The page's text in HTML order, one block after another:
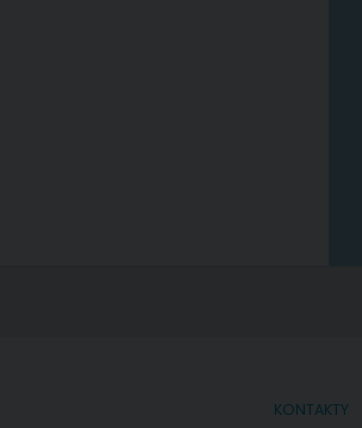
KONTAKTY